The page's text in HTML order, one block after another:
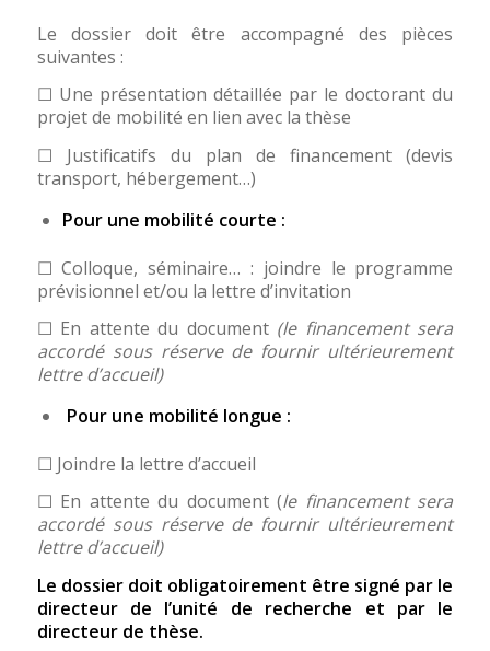
Le dossier doit être accompagné des pièces
suivantes :
☐ Une présentation détaillée par le doctorant du
projet de mobilité en lien avec la thèse
☐ Justificatifs du plan de financement (devis
transport, hébergement…)
Pour une mobilité courte :
☐ Colloque, séminaire… : joindre le programme
prévisionnel et/ou la lettre d’invitation
☐ En attente du document (le financement sera
accordé sous réserve de fournir ultérieurement
lettre d’accueil)
Pour une mobilité longue :
☐ Joindre la lettre d’accueil
☐ En attente du document (le financement sera
accordé sous réserve de fournir ultérieurement
lettre d’accueil)
Le dossier doit obligatoirement être signé par le
directeur de l’unité de recherche et par le
directeur de thèse.